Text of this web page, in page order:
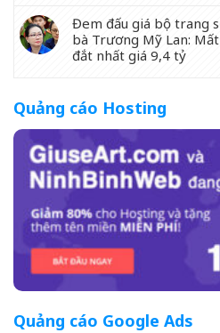
Đem đấu giá bộ trang
bà Trương Mỹ Lan:
đắt nhất giá 9,4 tỷ
Quảng cáo Hosting
Quảng cáo Google Ads